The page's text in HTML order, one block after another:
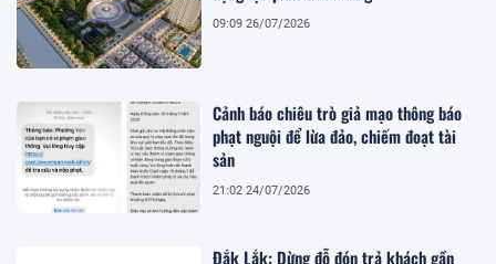
09:09 26/07/2026
Cảnh báo chiêu trò giả mạo thông báo
phạt nguội để lừa đảo, chiếm đoạt tài
sản
21:02 24/07/2026
Đắk Lắk: Dừng đỗ đón trả khách gần